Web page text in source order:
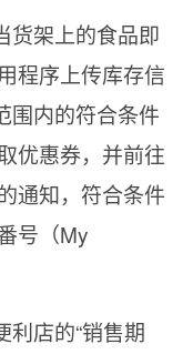
货架上的食品即
程序上传库存信
围内的符合条件
优惠券，并前往
通知，符合条件
号（My
利店的“销售期